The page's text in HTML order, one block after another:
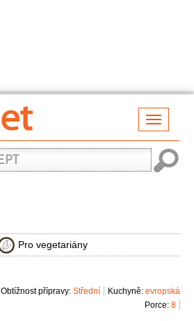
Pro vegetariány
Kuchyně: evropská
Obtížnost přípravy: Střední
Porce: 8